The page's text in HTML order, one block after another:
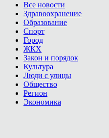
Все новости
Здравоохранение
Образование
Спорт
Город
ЖКХ
Закон и порядок
Культура
Люди с улицы
Общество
Регион
Экономика